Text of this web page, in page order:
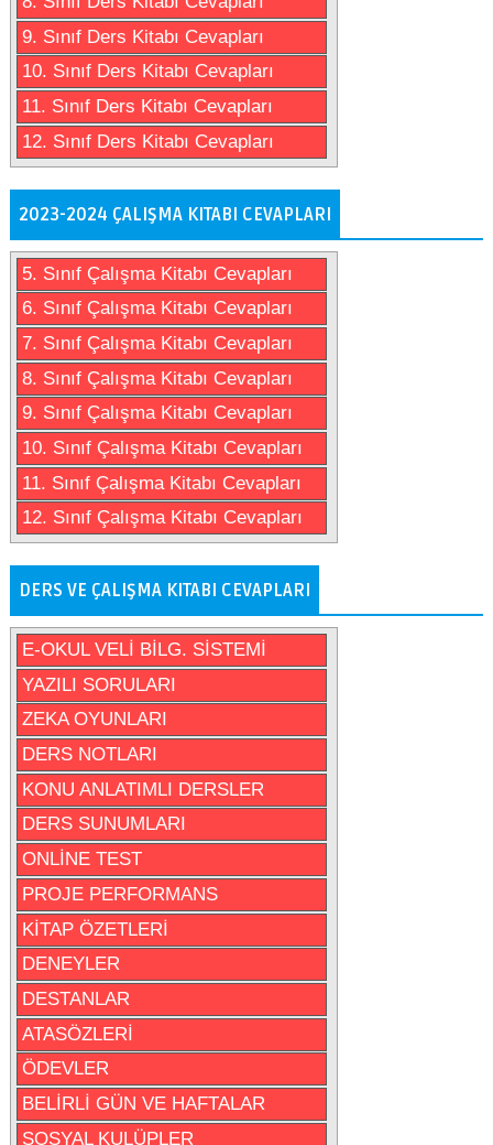
9. Sınıf Ders Kitabı Cevapları
10. Sınıf Ders Kitabı Cevapları
11. Sınıf Ders Kitabı Cevapları
12. Sınıf Ders Kitabı Cevapları
2023-2024 ÇALIŞMA KITABI CEVAPLARI
5. Sınıf Çalışma Kitabı Cevapları
6. Sınıf Çalışma Kitabı Cevapları
7. Sınıf Çalışma Kitabı Cevapları
8. Sınıf Çalışma Kitabı Cevapları
9. Sınıf Çalışma Kitabı Cevapları
10. Sınıf Çalışma Kitabı Cevapları
11. Sınıf Çalışma Kitabı Cevapları
12. Sınıf Çalışma Kitabı Cevapları
DERS VE ÇALIŞMA KITABI CEVAPLARI
E-OKUL VELİ BİLG. SİSTEMİ
YAZILI SORULARI
ZEKA OYUNLARI
DERS NOTLARI
KONU ANLATIMLI DERSLER
DERS SUNUMLARI
ONLİNE TEST
PROJE PERFORMANS
KİTAP ÖZETLERİ
DENEYLER
DESTANLAR
ATASÖZLERİ
ÖDEVLER
BELİRLİ GÜN VE HAFTALAR
SOSYAL KULÜPLER